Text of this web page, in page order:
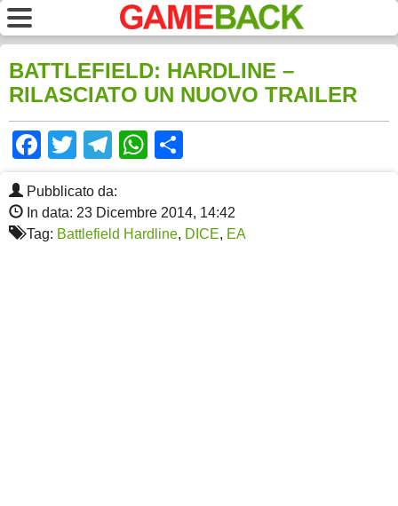
BATTLEFIELD: HARDLINE –
RILASCIATO UN NUOVO TRAILER
Facebook
TwitterTelegram
WhatsApp
Pubblicato da:
In data: 23 Dicembre 2014, 14:42
Tag: Battlefield Hardline, DICE, EA